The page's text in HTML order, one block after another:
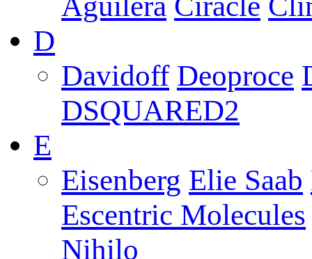
D
Davidoff Deoproce
DSQUARED2
E
Eisenberg Elie Saab
Escentric Molecules
Nihilo